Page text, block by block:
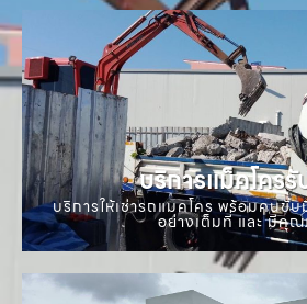
บริการแม็คโครรั
บริการให้เช่ารถแมคโคร พร้อมคนขั
อย่างเต็มที่ และ มีคุ